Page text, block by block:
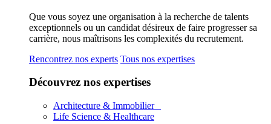
Que vous soyez une organisation à la recherche de talents
exceptionnels ou un candidat désireux de faire progresser sa
carrière, nous maîtrisons les complexités du recrutement.
Rencontrez nos experts Tous nos expertises
Découvrez nos expertises
Architecture & Immobilier
Life Science & Healthcare